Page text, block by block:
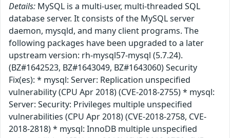
Details: MySQL is a multi-user, multi-threaded SQL
database server. It consists of the MySQL server
daemon, mysqld, and many client programs. The
following packages have been upgraded to a later
upstream version: rh-mysql57-mysql (5.7.24).
(BZ#1642523, BZ#1643049, BZ#1643060) Security
Fix(es): * mysql: Server: Replication unspecified
vulnerability (CPU Apr 2018) (CVE-2018-2755) * mysql:
Server: Security: Privileges multiple unspecified
vulnerabilities (CPU Apr 2018) (CVE-2018-2758, CVE-
2018-2818) * mysql: InnoDB multiple unspecified